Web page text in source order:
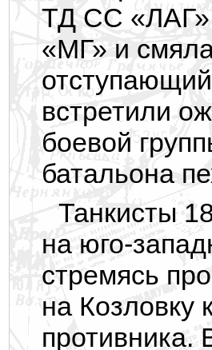
ТД СС
«МГ» и
встретили
боевой
батальона
Танкисты
на юго-
стремясь
на Козловку
противника.